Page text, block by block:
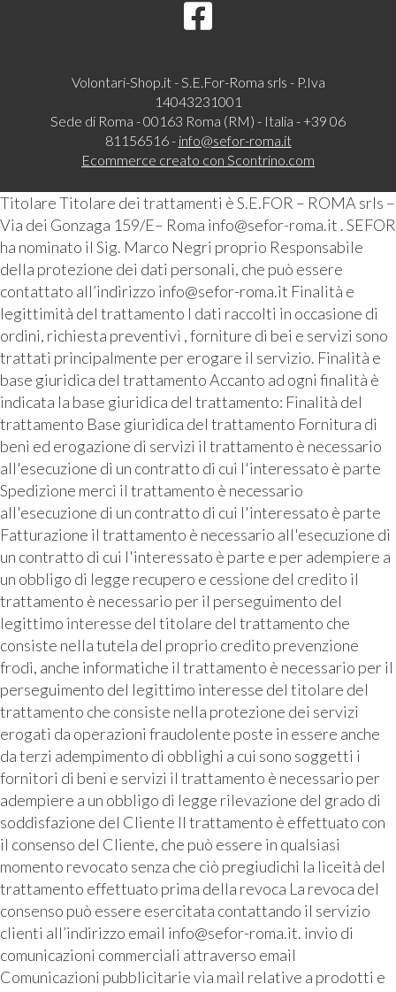
Volontari-Shop.it - S.E.For-Roma srls - P.Iva
14043231001
Sede di Roma - 00163 Roma (RM) - Italia - +39 06
81156516 - info@sefor-roma.it
Ecommerce creato con Scontrino.com
Titolare Titolare dei trattamenti è S.E.FOR – ROMA srls –
Via dei Gonzaga 159/E– Roma info@sefor-roma.it . SEFOR
ha nominato il Sig. Marco Negri proprio Responsabile
della protezione dei dati personali, che può essere
contattato all’indirizzo info@sefor-roma.it Finalità e
legittimità del trattamento I dati raccolti in occasione di
ordini, richiesta preventivi , forniture di bei e servizi sono
trattati principalmente per erogare il servizio. Finalità e
base giuridica del trattamento Accanto ad ogni finalità è
indicata la base giuridica del trattamento: Finalità del
trattamento Base giuridica del trattamento Fornitura di
beni ed erogazione di servizi il trattamento è necessario
all'esecuzione di un contratto di cui l'interessato è parte
Spedizione merci il trattamento è necessario
all'esecuzione di un contratto di cui l'interessato è parte
Fatturazione il trattamento è necessario all'esecuzione di
un contratto di cui l'interessato è parte e per adempiere a
un obbligo di legge recupero e cessione del credito il
trattamento è necessario per il perseguimento del
legittimo interesse del titolare del trattamento che
consiste nella tutela del proprio credito prevenzione
frodi, anche informatiche il trattamento è necessario per il
perseguimento del legittimo interesse del titolare del
trattamento che consiste nella protezione dei servizi
erogati da operazioni fraudolente poste in essere anche
da terzi adempimento di obblighi a cui sono soggetti i
fornitori di beni e servizi il trattamento è necessario per
adempiere a un obbligo di legge rilevazione del grado di
soddisfazione del Cliente Il trattamento è effettuato con
il consenso del Cliente, che può essere in qualsiasi
momento revocato senza che ciò pregiudichi la liceità del
trattamento effettuato prima della revoca La revoca del
consenso può essere esercitata contattando il servizio
clienti all’indirizzo email info@sefor-roma.it. invio di
comunicazioni commerciali attraverso email
Comunicazioni pubblicitarie via mail relative a prodotti e